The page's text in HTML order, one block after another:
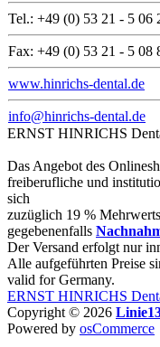
Tel.: +49 (0) 53 21 - 5 06
Fax: +49 (0) 53 21 - 5 08
www.hinrichs-dental.de
info@hinrichs-dental.de
ERNST HINRICHS
Das Angebot des
freiberufliche und
sich
zuzüglich 19 %
gegebenenfalls
Der Versand erfolgt nur
Alle aufgeführten Preise
valid for Germany.
ERNST HINRICHS
Copyright © 2026
Powered by osCommerce